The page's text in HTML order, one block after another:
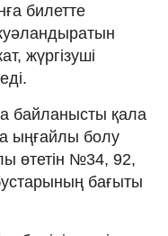
билетте
жүргізуші
байланысты қала
ыңғайлы болу
өтетін №34, 92,
бағыты